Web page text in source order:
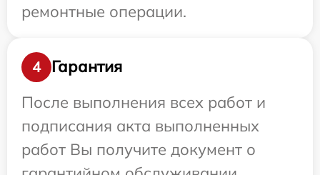
ремонтные операции.
4
Гарантия
После выполнения всех работ и
подписания акта выполненных
работ Вы получите документ о